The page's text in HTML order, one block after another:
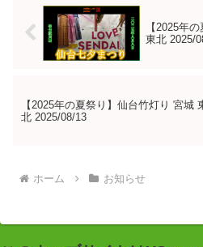
【2025年
東北 2025/
【2025年の夏祭り】仙台竹灯り 宮城
北 2025/08/13
ホーム お知らせ